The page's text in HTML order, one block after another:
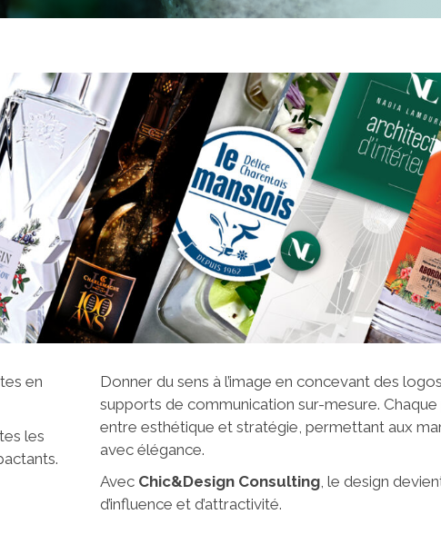
en
les
Donner du sens à l’image en concevant des
supports de communication sur-mesure.
entre esthétique et stratégie, permettant aux
avec élégance.
Avec Chic&Design Consulting, le design
d’influence et d’attractivité.